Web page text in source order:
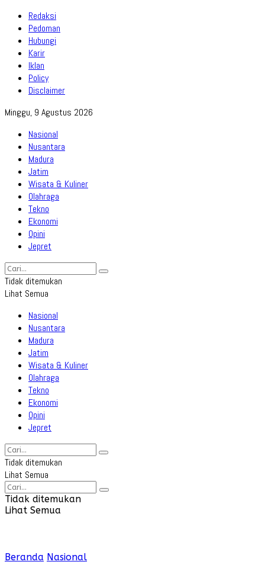
Redaksi
Pedoman
Hubungi
Karir
Iklan
Policy
Disclaimer
Minggu, 9 Agustus 2026
Nasional
Nusantara
Madura
Jatim
Wisata & Kuliner
Olahraga
Tekno
Ekonomi
Opini
Jepret
Tidak ditemukan
Lihat Semua
Nasional
Nusantara
Madura
Jatim
Wisata & Kuliner
Olahraga
Tekno
Ekonomi
Opini
Jepret
Tidak ditemukan
Lihat Semua
Tidak ditemukan
Lihat Semua
Beranda Nasional